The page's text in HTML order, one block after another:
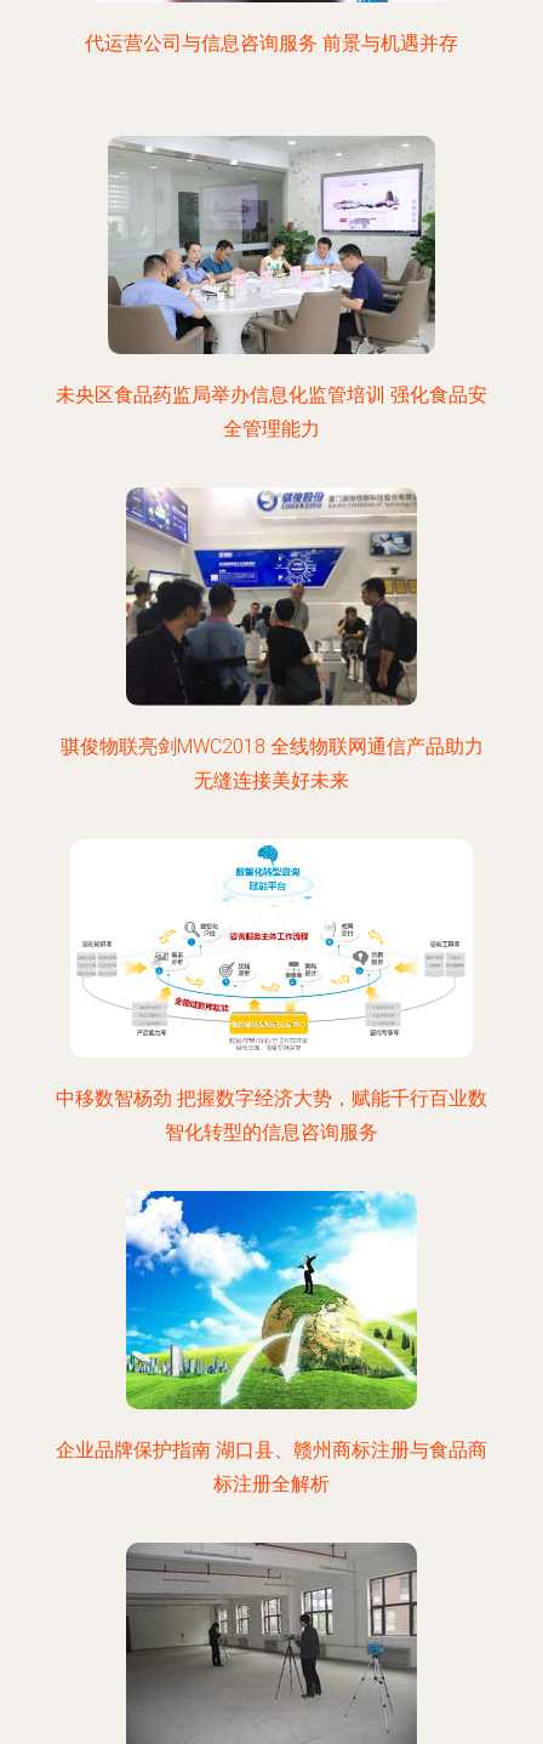
代运营公司与信息咨询服务 前景与机遇并存
未央区食品药监局举办信息化监管培训 强化食品安
全管理能力
骐俊物联亮剑MWC2018 全线物联网通信产品助力
无缝连接美好未来
中移数智杨劲 把握数字经济大势，赋能千行百业数
智化转型的信息咨询服务
企业品牌保护指南 湖口县、赣州商标注册与食品商
标注册全解析